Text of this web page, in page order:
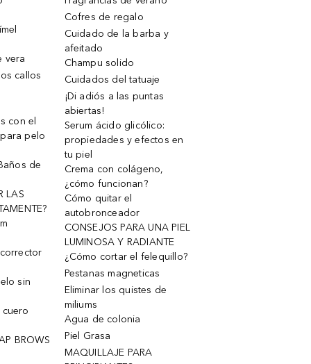
vera
callos
con el
pelo
de
LAS
sin
cuero
BROWS
Cofres de regalo
Cuidado de la barba y
afeitado
Champu solido
Cuidados del tatuaje
¡Di adiós a las puntas
abiertas!
Serum ácido glicólico:
propiedades y efectos en
tu piel
Crema con colágeno,
¿cómo funcionan?
Cómo quitar el
autobronceador
CONSEJOS PARA UNA PIEL
LUMINOSA Y RADIANTE
¿Cómo cortar el felequillo?
Pestanas magneticas
Eliminar los quistes de
miliums
Agua de colonia
Piel Grasa
MAQUILLAJE PARA